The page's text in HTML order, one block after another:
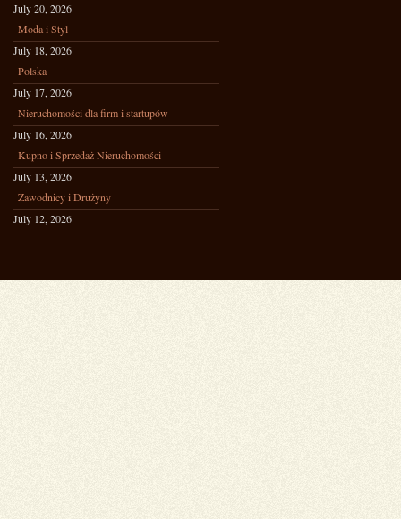
July 20, 2026
Moda i Styl
July 18, 2026
Polska
July 17, 2026
Nieruchomości dla firm i startupów
July 16, 2026
Kupno i Sprzedaż Nieruchomości
July 13, 2026
Zawodnicy i Drużyny
July 12, 2026